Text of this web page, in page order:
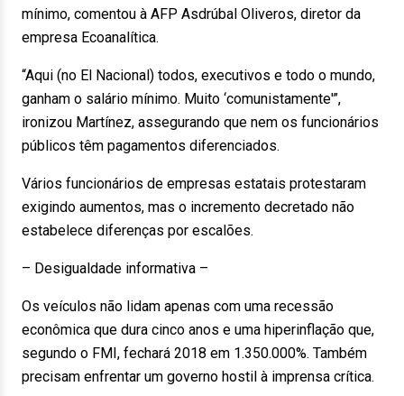
mínimo, comentou à AFP Asdrúbal Oliveros, diretor da
empresa Ecoanalítica.
“Aqui (no El Nacional) todos, executivos e todo o mundo,
ganham o salário mínimo. Muito ‘comunistamente'”,
ironizou Martínez, assegurando que nem os funcionários
públicos têm pagamentos diferenciados.
Vários funcionários de empresas estatais protestaram
exigindo aumentos, mas o incremento decretado não
estabelece diferenças por escalões.
– Desigualdade informativa –
Os veículos não lidam apenas com uma recessão
econômica que dura cinco anos e uma hiperinflação que,
segundo o FMI, fechará 2018 em 1.350.000%. Também
precisam enfrentar um governo hostil à imprensa crítica.